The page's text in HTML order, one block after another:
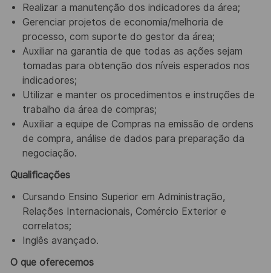
Realizar a manutenção dos indicadores da área;
Gerenciar projetos de economia/melhoria de
processo, com suporte do gestor da área;
Auxiliar na garantia de que todas as ações sejam
tomadas para obtenção dos níveis esperados nos
indicadores;
Utilizar e manter os procedimentos e instruções de
trabalho da área de compras;
Auxiliar a equipe de Compras na emissão de ordens
de compra, análise de dados para preparação da
negociação.
Qualificações
Cursando Ensino Superior em Administração,
Relações Internacionais, Comércio Exterior e
correlatos;
Inglês avançado.
O que oferecemos